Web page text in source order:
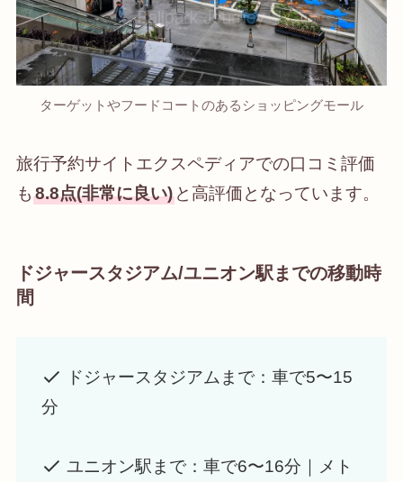
ターゲットやフードコートのあるショッピングモール
旅行予約サイトエクスペディアでの口コミ評価
も 8.8点(非常に良い)と高評価となっています。
ドジャースタジアム/ユニオン駅までの移動時
間
ドジャースタジアムまで：車で5〜15
分
ユニオン駅まで：車で6〜16分｜メト